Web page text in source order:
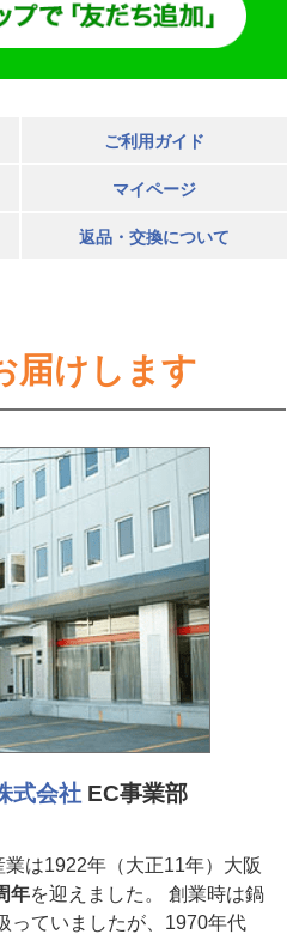
ご利用ガイド
マイページ
返品・交換について
届けします
式会社 EC事業部
は1922年（大正11年）大阪
年を迎えました。 創業時は鍋
っていましたが、1970年代